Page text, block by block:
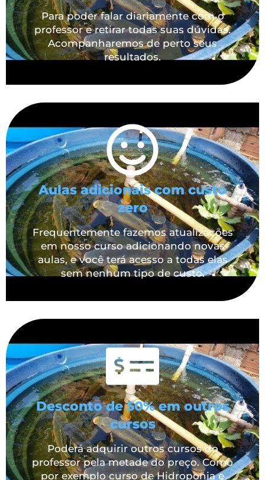
Para poder falar diariamente com o
professor e retirar todas suas dúvidas.
Acompanharemos de perto seus
resultados.
Aulas adicionais com custo
zero
Frequentemente fazemos atualizações
em nosso curso adicionando novas
aulas, e você terá acesso a todas elas
sem nenhum tipo de custo.
Desconto de 50% em outros
cursos
Poderá adquirir outros cursos do
professor pela metade do preço. Como
por exemplo curso de Hidroponia e